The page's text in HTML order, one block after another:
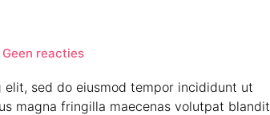
Geen reactiesop
Animal
Set
sed do eiusmod tempor incididunt ut
magna fringilla maecenas volutpat blandit